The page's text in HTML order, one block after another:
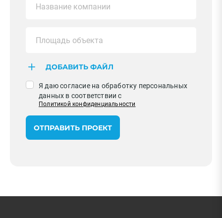
ДОБАВИТЬ ФАЙЛ
Я даю согласие на обработку персональных
данных в соответствии с
Политикой конфиденциальности
ОТПРАВИТЬ ПРОЕКТ